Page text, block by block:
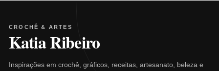
CROCHÊ & ARTES
Katia Ribeiro
Inspirações em crochê, gráficos, receitas, artesanato, beleza e